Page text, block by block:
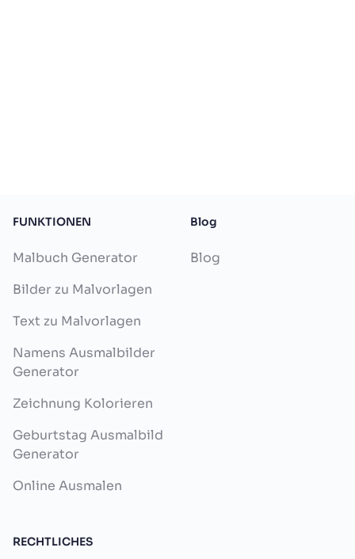
FUNKTIONEN
Malbuch Generator
Bilder zu Malvorlagen
Text zu Malvorlagen
Namens Ausmalbilder
Generator
Zeichnung Kolorieren
Geburtstag Ausmalbild
Generator
Online Ausmalen
Blog
Blog
RECHTLICHES